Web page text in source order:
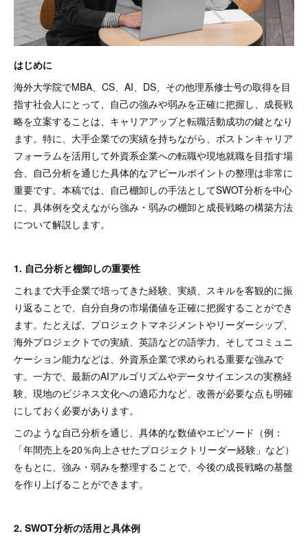
はじめに
海外大学院でMBA、CS、AI、DS、その他理系修士号の取得を目
指す社会人にとって、自己の強みや弱みを正確に把握し、成長戦
略を立案することは、キャリアアップと転職活動成功の鍵となり
ます。特に、大手企業での実績を持ちながら、ボストンキャリア
フォーラムを活用して外資系企業への転職や現地就職を目指す場
合、自己分析を通じた具体的なアピールポイントの整理は非常に
重要です。本稿では、自己棚卸しの手法としてSWOT分析を中心
に、具体例を交えながら強み・弱みの棚卸と成長戦略の構築方法
について解説します。
1. 自己分析と棚卸しの重要性
これまで大手企業で培ってきた経験、実績、スキルを客観的に振
り返ることで、自分自身の市場価値を正確に把握することができ
ます。たとえば、プロジェクトマネジメントやリーダーシップ、
海外プロジェクトでの実績、英語などの語学力、そしてコミュニ
ケーション能力などは、外資系企業で求められる重要な強みで
す。一方で、最新のAIアルゴリズムやデータサイエンスの実務経
験、現地のビジネス文化への適応力など、改善が必要な点も明確
にしておく必要があります。
このような自己分析を通じ、具体的な数値やエピソード（例：
「年間売上を20％向上させたプロジェクトリーダー経験」など）
をもとに、強み・弱みを整理することで、今後の成長戦略の基盤
を作り上げることができます。
2. SWOT分析の活用と具体例